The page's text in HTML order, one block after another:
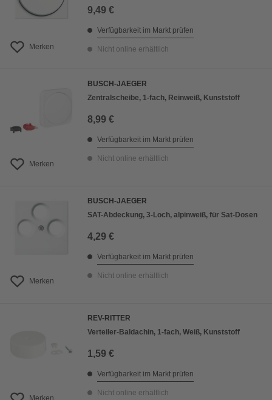
Merken
9,49 €
Verfügbarkeit im Markt prüfen
Nicht online erhältlich
Merken
BUSCH-JAEGER
Zentralscheibe, 1-fach, Reinweiß, Kunststoff
8,99 €
Verfügbarkeit im Markt prüfen
Nicht online erhältlich
Merken
BUSCH-JAEGER
SAT-Abdeckung, 3-Loch, alpinweiß, für Sat-Dosen
4,29 €
Verfügbarkeit im Markt prüfen
Nicht online erhältlich
Merken
REV-RITTER
Verteiler-Baldachin, 1-fach, Weiß, Kunststoff
1,59 €
Verfügbarkeit im Markt prüfen
Nicht online erhältlich